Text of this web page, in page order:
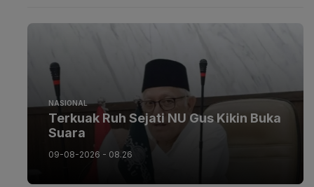
NASIONAL
Terkuak Ruh Sejati NU Gus Kikin Buka
Suara
09-08-2026 - 08.26